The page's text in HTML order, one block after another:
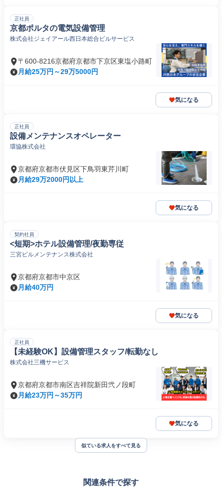
正社員
京都ポルタの電気設備管理
株式会社ジェイアール西日本総合ビルサービス
〒600-8216京都府京都市下京区東塩小路町
月給25万円～29万5000円
気になる
正社員
設備メンテナンスオペレーター
環協株式会社
京都府京都市伏見区下鳥羽東芹川町
月給29万2000円以上
気になる
契約社員
<短期>ホテル設備管理/夜勤専従
三宮ビルメンテナンス株式会社
京都府京都市中京区
月給40万円
気になる
正社員
【未経験OK】設備管理スタッフ/転勤なし
株式会社三機サービス
京都府京都市南区吉祥院新田弐ノ段町
月給23万円～35万円
気になる
似ている求人をすべて見る
関連条件で探す